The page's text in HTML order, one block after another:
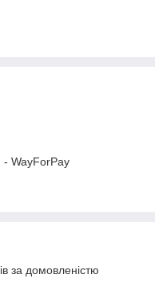
WayForPay
за домовленістю